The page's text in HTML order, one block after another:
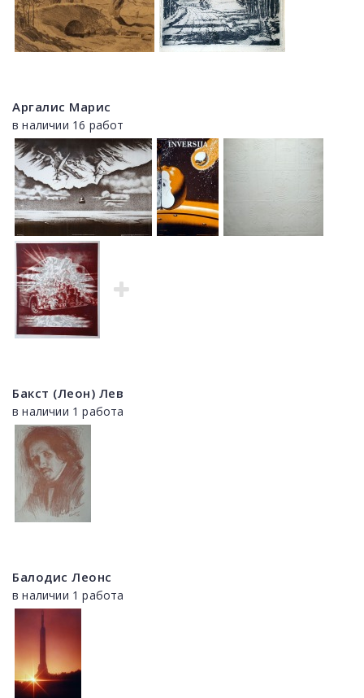
Аргалис Марис
в наличии 16 работ
Бакст (Леон) Лев
в наличии 1 работа
Балодис Леонс
в наличии 1 работа